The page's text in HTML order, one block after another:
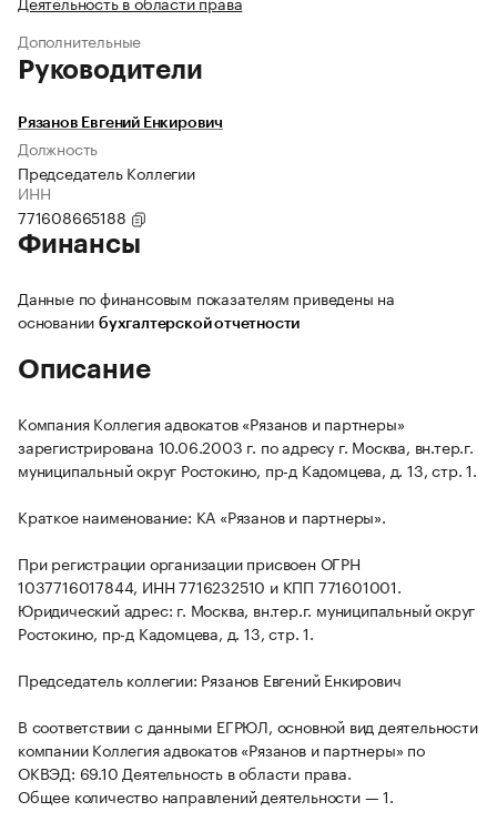
Дополнительные
Руководители
Рязанов Евгений Енкирович
Должность
Председатель Коллегии
ИНН
771608665188
Финансы
Данные по финансовым показателям приведены на
основании бухгалтерской отчетности
Описание
Компания Коллегия адвокатов «Рязанов и партнеры»
зарегистрирована 10.06.2003 г. по адресу г. Москва, вн.тер.г.
муниципальный округ Ростокино, пр-д Кадомцева, д. 13, стр. 1.
Краткое наименование: КА «Рязанов и партнеры».
При регистрации организации присвоен ОГРН
1037716017844, ИНН 7716232510 и КПП 771601001.
Юридический адрес: г. Москва, вн.тер.г. муниципальный округ
Ростокино, пр-д Кадомцева, д. 13, стр. 1.
Председатель коллегии: Рязанов Евгений Енкирович
В соответствии с данными ЕГРЮЛ, основной вид деятельности
компании Коллегия адвокатов «Рязанов и партнеры» по
ОКВЭД: 69.10 Деятельность в области права.
Общее количество направлений деятельности — 1.